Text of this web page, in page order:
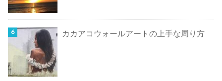
カカアコウォールアートの上手な周り方